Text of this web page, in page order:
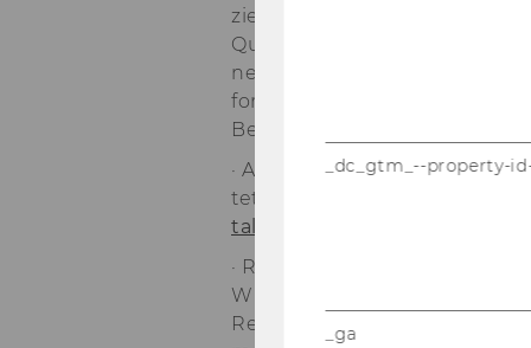
zier­te Frau­en aus­drück­lich
Qua­li­fi­ka­ti­on wer­den Frau­en
nen, die die ge­setz­li­chen
for­de­run­gen des
Bewerbungs-​gesprächen
· An der WU ist ein
tet. Nä­he­re In­for­ma­tio­nen
tal/iv/ak­gleich
· Reise-​ und
Wir bit­ten Be­wer­be­rin­nen
Reise-​ und Aufenthalts-​
_dc_gtm_--property-
_ga